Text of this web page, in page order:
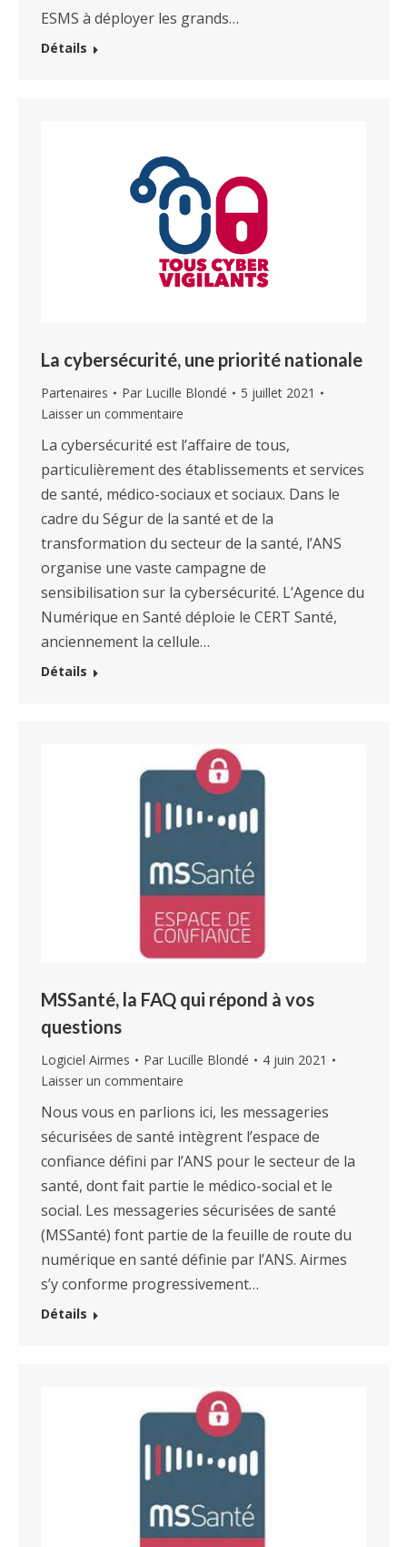
ESMS à déployer les grands…
Détails
La cybersécurité, une priorité nationale
Partenaires Par Lucille Blondé
5 juillet 2021
Laisser un commentaire
La cybersécurité est l’affaire de tous,
particulièrement des établissements et services
de santé, médico-sociaux et sociaux. Dans le
cadre du Ségur de la santé et de la
transformation du secteur de la santé, l’ANS
organise une vaste campagne de
sensibilisation sur la cybersécurité. L’Agence du
Numérique en Santé déploie le CERT Santé,
anciennement la cellule…
Détails
MSSanté, la FAQ qui répond à vos
questions
Logiciel Airmes Par Lucille Blondé
4 juin 2021
Laisser un commentaire
Nous vous en parlions ici, les messageries
sécurisées de santé intègrent l’espace de
confiance défini par l’ANS pour le secteur de la
santé, dont fait partie le médico-social et le
social. Les messageries sécurisées de santé
(MSSanté) font partie de la feuille de route du
numérique en santé définie par l’ANS. Airmes
s’y conforme progressivement…
Détails